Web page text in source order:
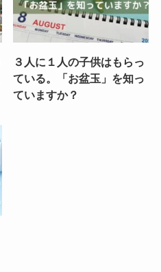
３人に１人の子供はもらっ
ている。「お盆玉」を知っ
ていますか？